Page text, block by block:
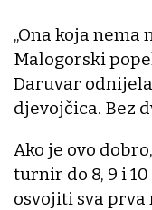
„Ona koja nema
Malogorski
Daruvar
djevojčica. Bez
Ako je ovo
turnir do 8, 9 i
osvojiti sva prva